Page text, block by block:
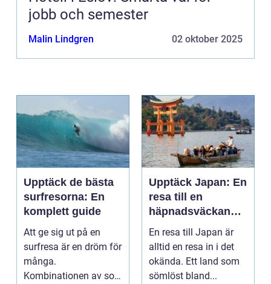
jobb och semester
Malin Lindgren 02 oktober 2025
Upptäck de bästa
surfresorna: En
komplett guide
Att ge sig ut på en
surfresa är en dröm för
många.
Kombinationen av sol,
Upptäck Japan: En
resa till en
häpnadsväckande
kultur och natur
En resa till Japan är
alltid en resa in i det
okända. Ett land som
sömlöst bland...